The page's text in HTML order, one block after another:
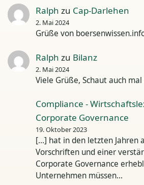
Ralph zu Cap-Darlehen
2. Mai 2024
Grüße von
Ralph zu Bilanz
2. Mai 2024
Viele Grüße, Schaut auch
Compliance -
Corporate Governance
19. Oktober 2023
[…] hat in den letzten Jahren
Vorschriften und einer
Corporate Governance
Unternehmen müssen…